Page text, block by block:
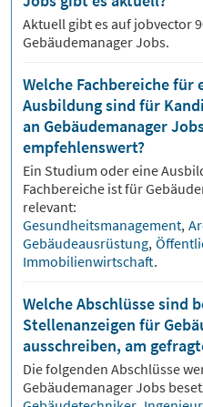
Aktuell gibt es auf jobvector
Gebäudemanager Jobs.
Welche Fachbereiche
Ausbildung sind für
an Gebäudemanager
empfehlenswert?
Ein Studium oder eine
Fachbereiche ist für
relevant:
Gesundheitsmanagement,
Gebäudeausrüstung,
Immobilienwirtschaft.
Welche Abschlüsse sind
Stellenanzeigen für
ausschreiben, am
Die folgenden Abschlüsse
GebäudemanagerJobs